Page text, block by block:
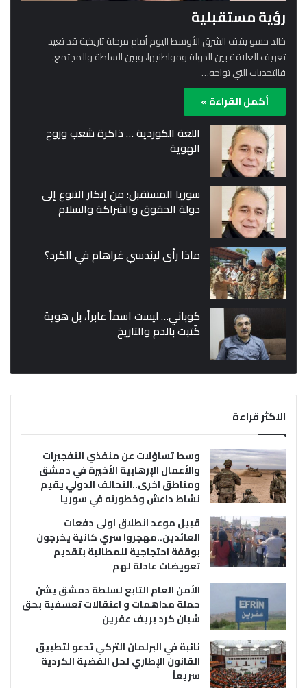
رؤية مستقبلية
خالد حسو يقف الشرق الأوسط اليوم أمام مرحلة تاريخية قد تعيد
تعريف العلاقة بين الدولة ومواطنيها، وبين السلطة والمجتمع.
فالتحديات التي تواجه…
أكمل القراءة »
اللغة الكوردية … ذاكرة شعب وروح
الهوية
سوريا المستقبل: من إنكار التنوع إلى
دولة الحقوق والشراكة والسلام
ماذا رأى ليندسي غراهام في الكرد؟
كوباني… ليست اسماً عابراً، بل هوية
كُتبت بالدم والتاريخ
الاكثر قراءة
وسط تساؤلات عن منفذي التفجيرات
والأعمال الإرهابية الأخيرة في دمشق
ومناطق اخرى..التحالف الدولي يقيم
نشاط داعش وخطورته في سوريا
قبيل موعد انطلاق اولى دفعات
العائدين..مهجروا سري كانية يخرجون
بوقفة احتجاجية للمطالبة بتقديم
تعويضات عادلة لهم
الأمن العام التابع لسلطة دمشق يشن
حملة مداهمات و اعتقالات تعسفية بحق
شبان كرد بريف عفرين
نائبة في البرلمان التركي تدعو لتطبيق
القانون الإطاري لحل القضية الكردية
سريعاً